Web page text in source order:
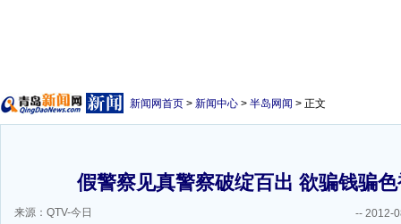
新闻网首页 > 新闻中心 > 半岛网闻 > 正文
假警察见真警察破绽百出 欲骗钱骗
来源：QTV-今日 -- 2012-